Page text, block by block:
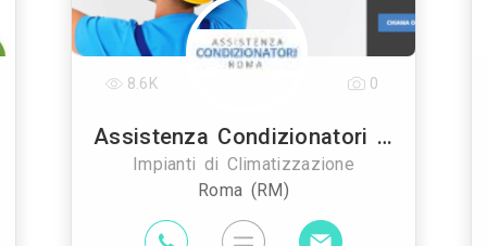
Assistenza Condizionatori Roma
Impianti di Climatizzazione
Roma (RM)
8.6K 0